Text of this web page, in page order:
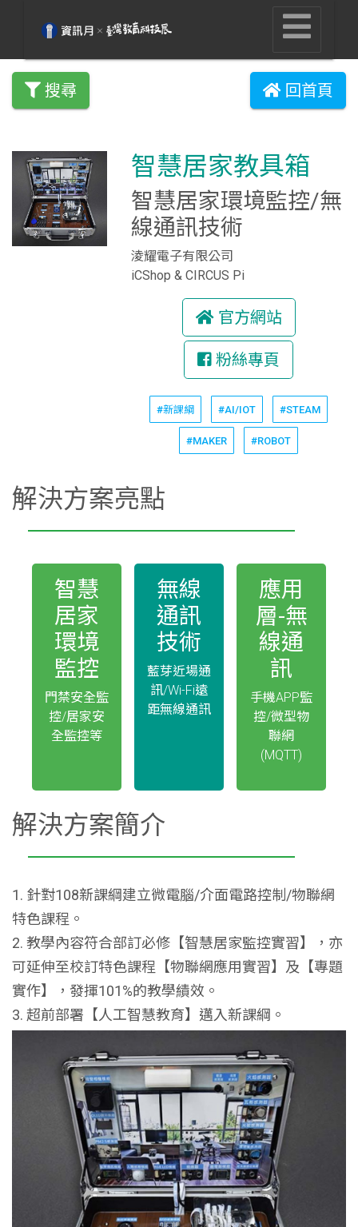
搜尋 回首頁
智慧居家教具箱
智慧居家環境監控/無
線通訊技術
淩耀電子有限公司
iCShop & CIRCUS Pi
官方網站
粉絲專頁
#新課綱 #AI/IOT #STEAM
#MAKER #ROBOT
解決方案亮點
智慧
居家
環境
監控
門禁安全監
控/居家安
全監控等
無線
通訊
技術
藍芽近場通
訊/Wi-Fi遠
距無線通訊
應用
層-無
線通
訊
手機APP監
控/微型物
聯網
(MQTT)
解決方案簡介
1. 針對108新課綱建立微電腦/介面電路控制/物聯網
特色課程。
2. 教學內容符合部訂必修【智慧居家監控實習】，亦
可延伸至校訂特色課程【物聯網應用實習】及【專題
實作】，發揮101%的教學績效。
3. 超前部署【人工智慧教育】邁入新課綱。